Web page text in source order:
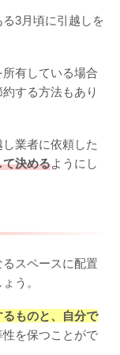
3月頃に引越しを
有している場合
する方法もあり
業者に依頼した
て決めるようにし
スペースに配置
う。
ものと、自分で
性を保つことがで